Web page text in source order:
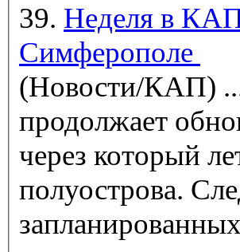
39. Неделя в
Симферополе
(Новости/КАП)
продолжает
через который
полуострова.